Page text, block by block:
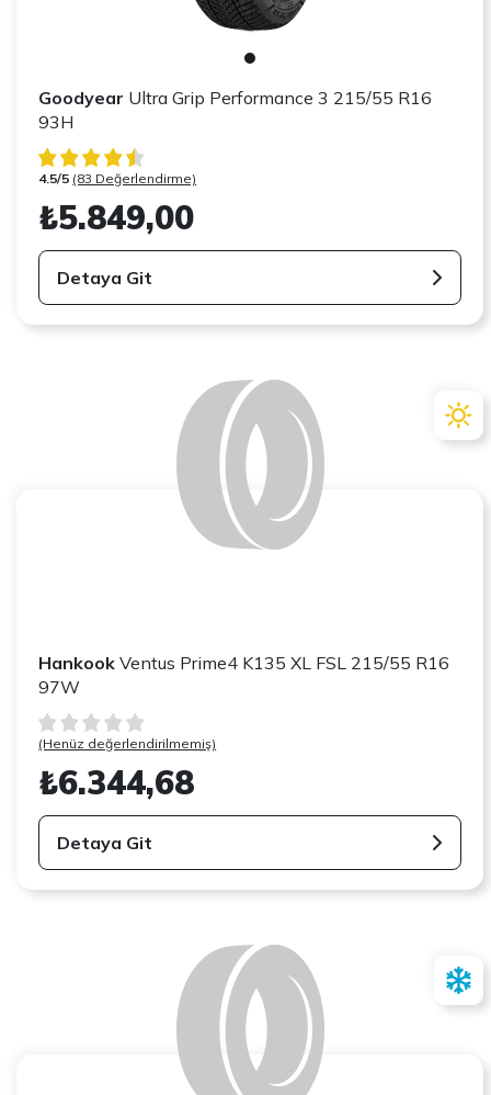
Goodyear Ultra Grip Performance 3 215/55 R16
93H
4.5/5 (83 Değerlendirme)
₺5.849,00
Detaya Git
Hankook Ventus Prime4 K135 XL FSL 215/55 R16
97W
(Henüz değerlendirilmemiş)
₺6.344,68
Detaya Git